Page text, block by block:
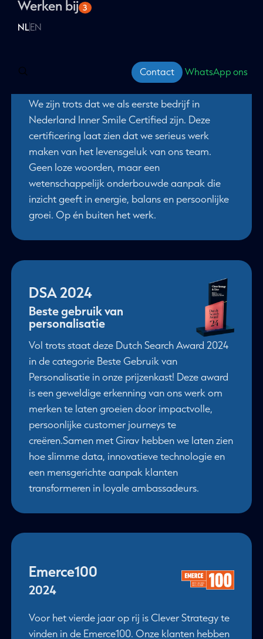
Social advertising
Conversie Optimalisatie
A/B testen
VWO
Microsoft Ads
Meta Ads
Websites
WooCommerce
Over Clever Campus
Food For Thought event
Trainingen
Onze missie & visie
Onze aanpak
Onze experts
Werken bij 3
Onze vacatures
NLEN
Contact WhatsApp ons
mooie prijzen, maakt ons natuurlijk ontzettend trots!
Inner Smile Certified
We zijn trots dat we als eerste bedrijf in
Nederland Inner Smile Certified zijn. Deze
certificering laat zien dat we serieus werk
maken van het levensgeluk van ons team.
Geen loze woorden, maar een
wetenschappelijk onderbouwde aanpak die
inzicht geeft in energie, balans en persoonlijke
groei. Op én buiten het werk.
DSA 2024
Beste gebruik van
personalisatie
Vol trots staat deze Dutch Search Award 2024
in de categorie Beste Gebruik van
Personalisatie in onze prijzenkast! Deze award
is een geweldige erkenning van ons werk om
merken te laten groeien door impactvolle,
persoonlijke customer journeys te
creëren.Samen met Girav hebben we laten zien
hoe slimme data, innovatieve technologie en
een mensgerichte aanpak klanten
transformeren in loyale ambassadeurs.
Emerce100
2024
Voor het vierde jaar op rij is Clever Strategy te
vinden in de Emerce100. Onze klanten hebben